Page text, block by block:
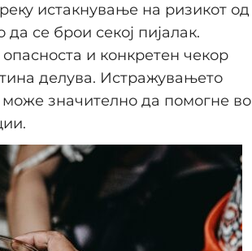
истакнување на ризикот од
се брои секој пијалак.
и конкретен чекор
делува. Истражувањето
значително да помогне во